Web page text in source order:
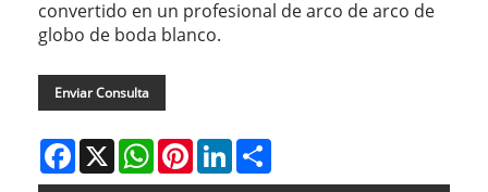
convertido en un profesional de arco de arco de
globo de boda blanco.
Enviar Consulta
Facebook
X WhatsAppPinterestLinkedIn